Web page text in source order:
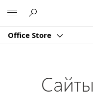
Office Store
Сайты